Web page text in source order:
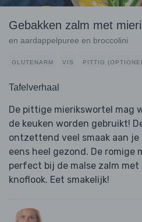
Gebakken zalm met
en aardappelpuree en broccolini
GLUTENARM VIS PITTIG
Tafelverhaal
De pittige mierikswortel mag
de keuken worden gebruikt!
ontzettend veel smaak aan
eens heel gezond. De romige
perfect bij de malse zalm
knoflook. Eet smakelijk!